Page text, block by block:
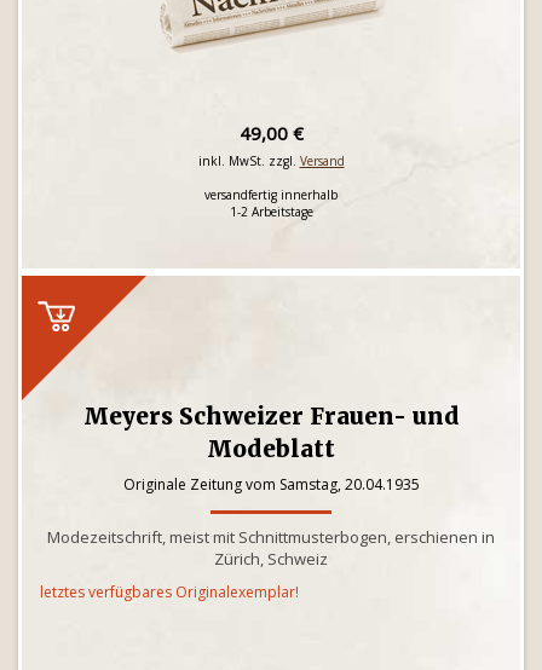
49,00 €
inkl. MwSt. zzgl. Versand
versandfertig innerhalb
1-2 Arbeitstage
Meyers Schweizer Frauen- und
Modeblatt
Originale Zeitung vom Samstag, 20.04.1935
Modezeitschrift, meist mit Schnittmusterbogen, erschienen in
Zürich, Schweiz
letztes verfügbares Originalexemplar!